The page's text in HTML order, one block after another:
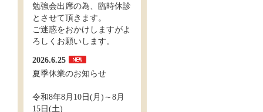
勉強会出席の為、臨時休診
とさせて頂きます。
ご迷惑をおかけしますがよ
ろしくお願いします。
2026.6.25
夏季休業のお知らせ
令和8年8月10日(月)～8月
15日(土)